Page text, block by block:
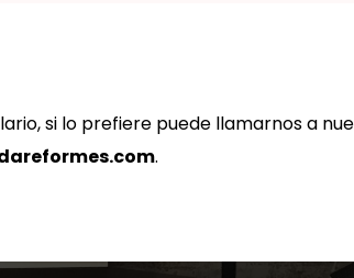
si lo prefiere puede llamarnos a
.